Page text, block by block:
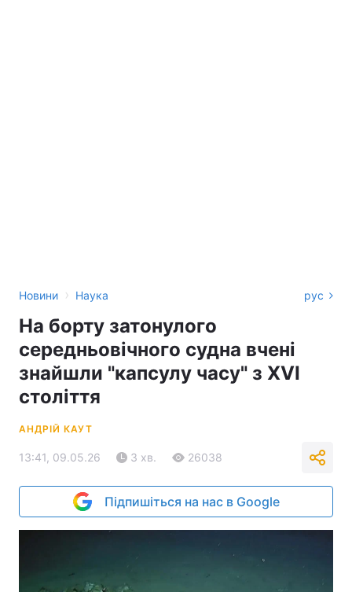
Новини › Наука рус
На борту затонулого
середньовічного судна вчені
знайшли "капсулу часу" з XVI
століття
АНДРІЙ КАУТ
13:41, 09.05.26 3 хв. 26038
Підпишіться на нас в Google